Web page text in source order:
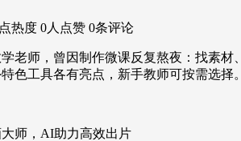
热度 0人点赞 0条评论
老师，曾因制作微课反复熬夜：找素材
色工具各有亮点，新手教师可按需选择。
师，AI助力高效出片